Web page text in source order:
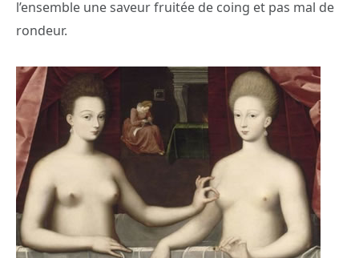
l’ensemble une saveur fruitée de coing et pas mal de
rondeur.